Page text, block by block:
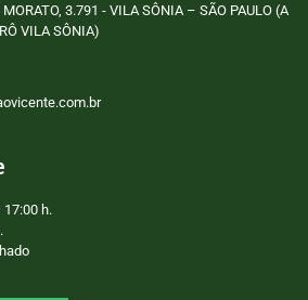
MORATO, 3.791 - VILA SÔNIA – SÃO PAULO (A
VILA SÔNIA)
17:00 h.